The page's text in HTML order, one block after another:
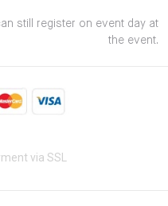
still register on event day at
the event.
via SSL